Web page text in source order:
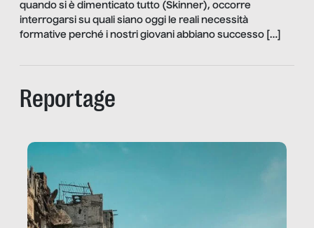
quando si è dimenticato tutto (Skinner), occorre
interrogarsi su quali siano oggi le reali necessità
formative perché i nostri giovani abbiano successo […]
Reportage